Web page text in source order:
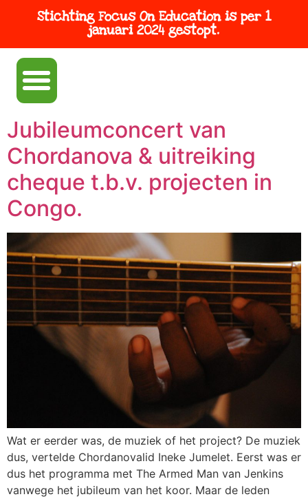
Stichting Focus On Education is per 1
januari 2024 gestopt.
Jubileumconcert van
Chordanova & uitreiking
cheque t.b.v. projecten in
Congo.
Wat er eerder was, de muziek of het project? De muziek
dus, vertelde Chordanovalid Ineke Jumelet. Eerst was er
dus het programma met The Armed Man van Jenkins
vanwege het jubileum van het koor. Maar de leden